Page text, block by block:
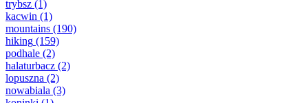
trybsz (1)
kacwin (1)
mountains (190)
hiking (159)
podhale (2)
halaturbacz (2)
lopuszna (2)
nowabiala (3)